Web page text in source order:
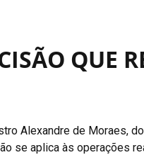
QUE
Alexandre de Moraes,
se aplica às operações